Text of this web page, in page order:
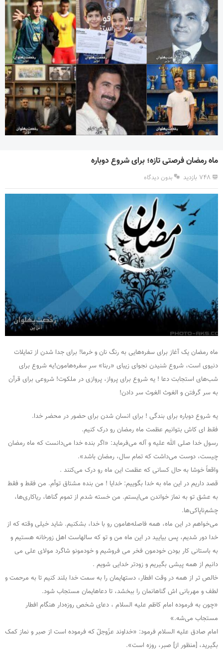
ماه رمضان فرصتی تازه؛ برای شروع دوباره
۷۴۸ بازدید بدون دیدگاه
ماه رمضان یک آغاز برای سفره‌هایی به رنگ نان و خرما! برای جدا شدن از تمایلات
دنیوی است، شروع شنیدن نجوای زیبای «ربنا» سرِ سفره‌هامون!یه شروع برای
شب‌های استجابت دعا ! یه شروع برای پرواز، پروازی در ملکوت! شروعی برای قرآن
به سر گرفتن و الغوث الغوث سر دادن!
یه شروع دوباره برای بندگی ! برای انسان شدن برای حضور در محضر خدا.
فقط ای کاش بتوانیم عظمت ماه رمضان رو درک کنیم.
رسول خدا صلی الله علیه و آله می‌فرماید: «اگر بنده خدا می‌دانست که ماه رمضان
چیست، دوست می‌داشت که تمام سال، رمضان باشد».
واقعاً خوشا به حال کسانی که عظمت این ماه رو درک می‌کنند .
قصد داریم در این ماه به خدا بگوییم: خدایا ! من بنده مشتاق توأم. من فقط و فقط
به عشق تو به نماز خواندن می‌ایستم. من خسته شدم از تموم گناها، ریاکاری‌ها،
چشم‌ناپاکی‌ها.
می‌خواهم در این ماه، همه فاصله‌هامون رو با خدا، بشکنیم. شاید خیلی وقته که از
خدا دور شدیم، پس بیایید در این ماه من و تو که سالهاست اهل زورخانه هستیم و
به باستانی کار بودن خودمون فخر می فروشیم و خودمونو شاگرد مولای علی می
دانیم از همه پیشی بگیریم و زودتر خدایی شویم .
خالص تر از همه در وقت افطار، دستهایمان را به سمت خدا بلند ‌کنیم تا به مرحمت و
لطف و مهربانی اش گناهانمان را ببخشد، تا دعاهایمان مستجاب شود.
«چون به فرموده امام کاظم علیه السلام ، دعای شخص روزه‌دار هنگام افطار
مستجاب می‌شه.»
امام صادق علیه السلام فرمود: «خداوند عزّوجلّ که فرموده است از صبر و نماز کمک
بگیرید، [منظور از] صبر، روزه است».